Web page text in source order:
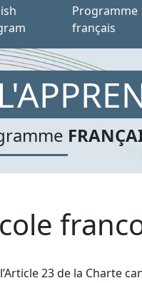
Programme
français
23 de la